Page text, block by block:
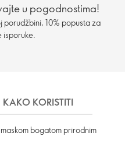
u pogodnostima!
porudžbini, 10% popusta za
isporuke.
KAKO KORISTITI
bogatom prirodnim